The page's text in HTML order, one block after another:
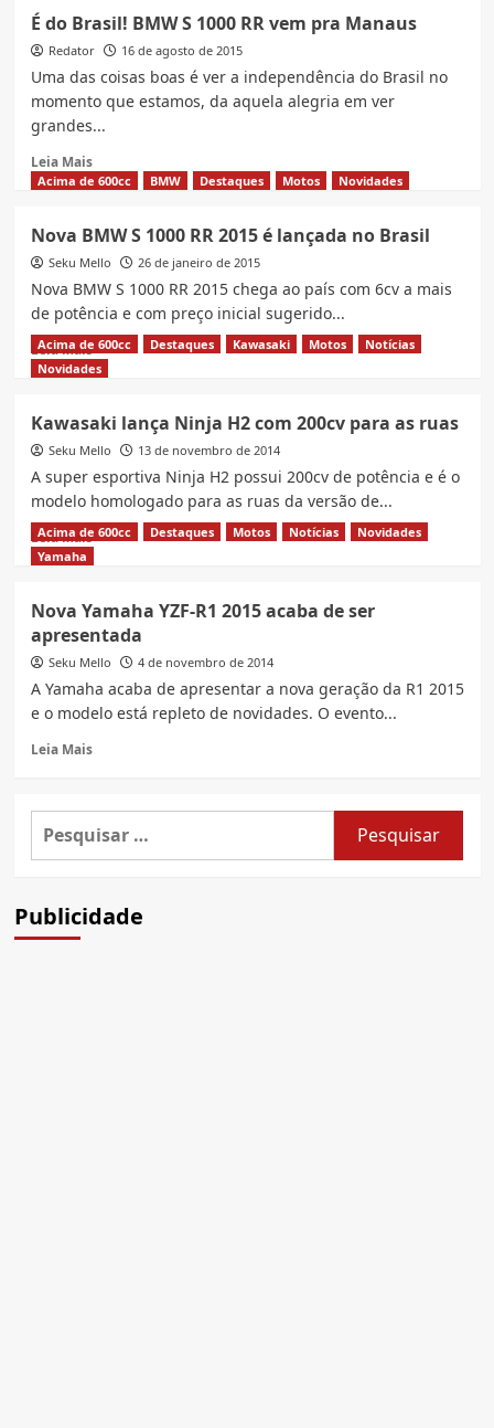
a
superbike
Kawasaki
10R
É do Brasil! BMW S 1000 RR vem pra Manaus
Redator 16 de agosto de 2015
Uma das coisas boas é ver a independência do Brasil no
momento que estamos, da aquela alegria em ver
grandes...
Leia MaisRead
more
do
Brasil!
BMW
RR
vem
Acima de 600cc BMW Destaques Motos Novidades
Nova BMW S 1000 RR 2015 é lançada no Brasil
Seku Mello 26 de janeiro de 2015
Nova BMW S 1000 RR 2015 chega ao país com 6cv a mais
de potência e com preço inicial sugerido...
Leia MaisRead
more
BMW
S
1000
RR
é
Acima de 600cc Destaques Kawasaki Motos
Notícias
Novidades
Kawasaki lança Ninja H2 com 200cv para as ruas
Seku Mello 13 de novembro de 2014
A super esportiva Ninja H2 possui 200cv de potência e é o
modelo homologado para as ruas da versão de...
Leia MaisRead
lança
Ninja
H2
para
as
Acima de 600cc Destaques Motos Notícias
Novidades
Yamaha
Nova Yamaha YZF-R1 2015 acaba de ser
apresentada
Seku Mello 4 de novembro de 2014
A Yamaha acaba de apresentar a nova geração da R1 2015
e o modelo está repleto de novidades. O evento...
Leia MaisRead
Nova
Yamaha
acaba
Pesquisar
por:
Publicidade